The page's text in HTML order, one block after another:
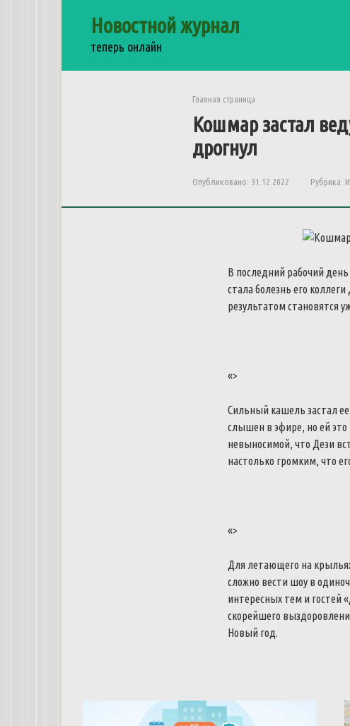
Новостной журнал
теперь онлайн
Главная страница
Кошмар застал
дрогнул
Опубликовано: 31.12.2022 Рубрика:
В последний рабочий
стала болезнь его
результатом становятся
«>
Сильный кашель застал
слышен в эфире, но ей это
невыносимой, что Дези
настолько громким, что
«>
Для летающего на
сложно вести шоу в
интересных тем и гостей
скорейшего
Новый год.